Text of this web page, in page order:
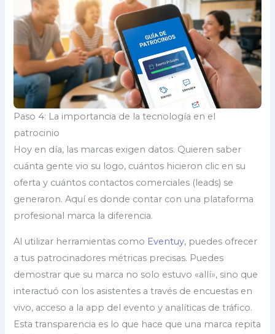
Paso 4: La importancia de la tecnología en el
patrocinio
Hoy en día, las marcas exigen datos. Quieren saber
cuánta gente vio su logo, cuántos hicieron clic en su
oferta y cuántos contactos comerciales (leads) se
generaron. Aquí es donde contar con una plataforma
profesional marca la diferencia.
Al utilizar herramientas como Eventuy, puedes ofrecer
a tus patrocinadores métricas precisas. Puedes
demostrar que su marca no solo estuvo «allí», sino que
interactuó con los asistentes a través de encuestas en
vivo, acceso a la app del evento y analíticas de tráfico.
Esta transparencia es lo que hace que una marca repita